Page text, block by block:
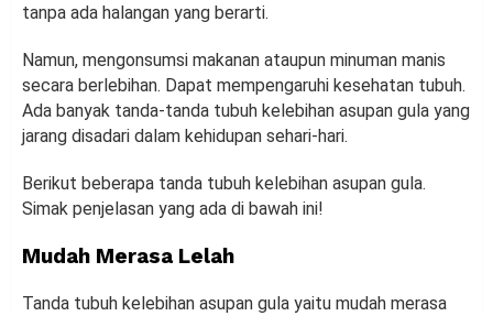
tanpa ada halangan yang berarti.
Namun, mengonsumsi makanan ataupun minuman manis
secara berlebihan. Dapat mempengaruhi kesehatan tubuh.
Ada banyak tanda-tanda tubuh kelebihan asupan gula yang
jarang disadari dalam kehidupan sehari-hari.
Berikut beberapa tanda tubuh kelebihan asupan gula.
Simak penjelasan yang ada di bawah ini!
Mudah Merasa Lelah
Tanda tubuh kelebihan asupan gula yaitu mudah merasa